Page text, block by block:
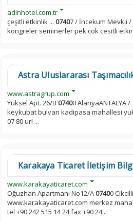
adinhotel.com.tr
çeşitli etkinlik ... 07407 / İncekum Mevkii
kongreler seminerler pek cok cesitli
Astra Uluslararası
www.astragrup.com
Yüksel Apt. 26/B 07400 AlanyaANTALYA /
keykubat bulvari kadipasa mahallesi
07 80 url ...
Karakaya Ticaret İletişim
www.karakayaticaret.com
Oğuzhan Apartmanı No12/A07400
www.karakayaticaret.com merkez
tel +90 242 515 14 24 fax +90 24...